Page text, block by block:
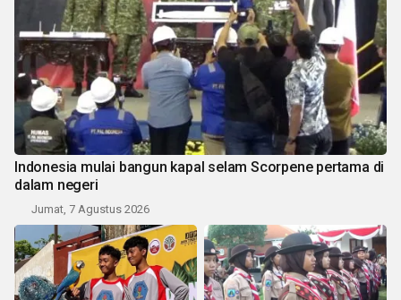
Indonesia mulai bangun kapal selam Scorpene pertama di
dalam negeri
Jumat, 7 Agustus 2026